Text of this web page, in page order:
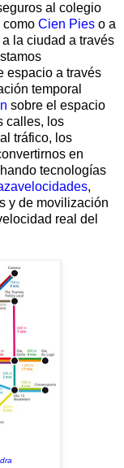
al colegio
como Cien Pies o a
la ciudad a través
espacio a través
temporal
sobre el espacio
calles, los
tráfico, los
en
tecnologías
,
y de movilización
real del